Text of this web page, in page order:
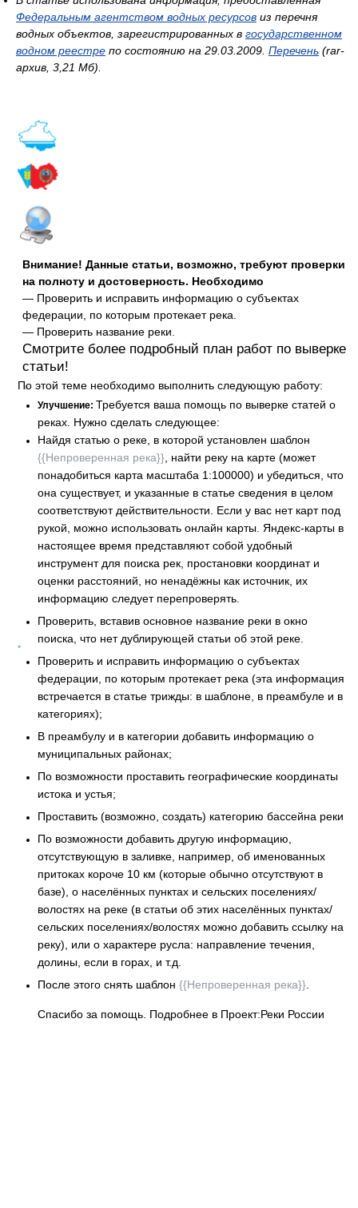
Федеральным агентством водных ресурсов из перечня
водных объектов, зарегистрированных в государственном
водном реестре по состоянию на 29.03.2009. Перечень (rar-
архив, 3,21 Мб).
Внимание! Данные статьи, возможно, требуют проверки
на полноту и достоверность. Необходимо
— Проверить и исправить информацию о субъектах
федерации, по которым протекает река.
— Проверить название реки.
Смотрите более подробный план работ по выверке
статьи!
По этой теме необходимо выполнить следующую работу:
Улучшение: Требуется ваша помощь по выверке статей о
реках. Нужно сделать следующее:
Найдя статью о реке, в которой установлен шаблон
{{Непроверенная река}} , найти реку на карте (может
понадобиться карта масштаба 1:100000) и убедиться, что
она существует, и указанные в статье сведения в целом
соответствуют действительности. Если у вас нет карт под
рукой, можно использовать онлайн карты. Яндекс-карты в
настоящее время представляют собой удобный
инструмент для поиска рек, простановки координат и
оценки расстояний, но ненадёжны как источник, их
информацию следует перепроверять.
Проверить, вставив основное название реки в окно
поиска, что нет дублирующей статьи об этой реке.
Проверить и исправить информацию о субъектах
федерации, по которым протекает река (эта информация
встречается в статье трижды: в шаблоне, в преамбуле и в
категориях);
В преамбулу и в категории добавить информацию о
муниципальных районах;
По возможности проставить географические координаты
истока и устья;
Проставить (возможно, создать) категорию бассейна реки
По возможности добавить другую информацию,
отсутствующую в заливке, например, об именованных
притоках короче 10 км (которые обычно отсутствуют в
базе), о населённых пунктах и сельских поселениях/
волостях на реке (в статьи об этих населённых пунктах/
сельских поселениях/волостях можно добавить ссылку на
реку), или о характере русла: направление течения,
долины, если в горах, и т.д.
После этого снять шаблон {{Непроверенная река}}
Спасибо за помощь. Подробнее в Проект:Реки России